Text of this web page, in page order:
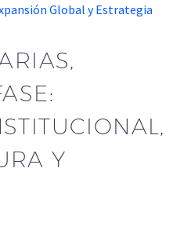
Global y Estrategia
Y